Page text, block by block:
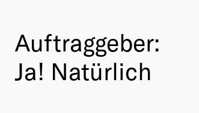
Auftraggeber:
Ja! Natürlich